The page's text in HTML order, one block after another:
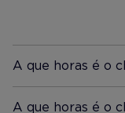
A que horas é o
Mais Informação
A que horas é o